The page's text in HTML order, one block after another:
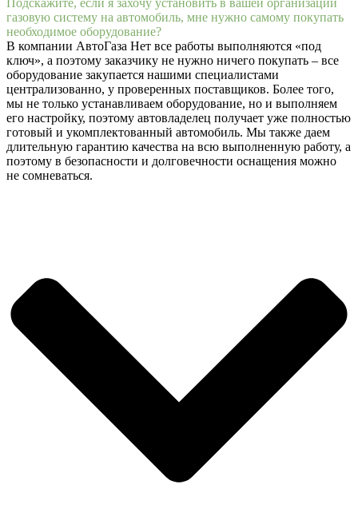
Подскажите, если я захочу установить в вашей организации
газовую систему на автомобиль, мне нужно самому покупать
необходимое оборудование?
В компании АвтоГаза Нет все работы выполняются «под
ключ», а поэтому заказчику не нужно ничего покупать – все
оборудование закупается нашими специалистами
централизованно, у проверенных поставщиков. Более того,
мы не только устанавливаем оборудование, но и выполняем
его настройку, поэтому автовладелец получает уже полностью
готовый и укомплектованный автомобиль. Мы также даем
длительную гарантию качества на всю выполненную работу, а
поэтому в безопасности и долговечности оснащения можно
не сомневаться.